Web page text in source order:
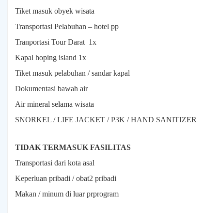
Token
Listrik
Listrik
Game
Tiket masuk obyek wisata
Transportasi Pelabuhan – hotel pp
Tranportasi Tour Darat 1x
Kapal hoping island 1x
Tiket masuk pelabuhan / sandar kapal
Dokumentasi bawah air
Air mineral selama wisata
SNORKEL / LIFE JACKET / P3K / HAND SANITIZER
TIDAK TERMASUK FASILITAS
Transportasi dari kota asal
Keperluan pribadi / obat2 pribadi
Makan / minum di luar prprogram